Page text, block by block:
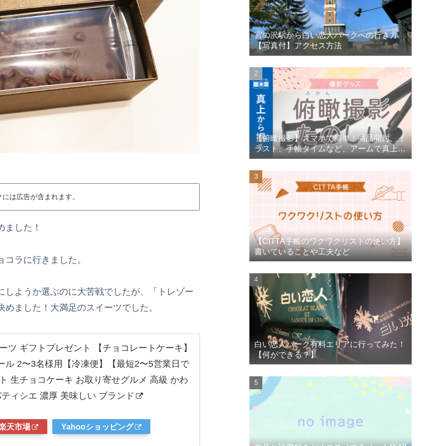
は広告が含まれます。
した！
ラに行きました。
ようか選ぶのに大苦戦でしたが、「トレゾー
ました！大満足のスイーツでした。
ツ ギフトプレゼント 【チョコレートケーキ】
ル 2〜3名様用【冷凍便】【最短2〜5営業日で
生チョコケーキ お取り寄せグルメ 高級 かわ
ィシエ 濃厚 美味しい ブランド
天市場 Yahooショッピング
宮の沢駅から白い恋人パークへの行き方
【写真付】アクセス方法
【俯瞰撮影】スマホで簡単！商品開封、イ
ラスト、手帳タイムなど、アームで真上か
ら撮る方法
【CITTA手帳のワクワクリストの使い方】
書いていることや工夫など
白い恋人パーク有料エリアに行ってみた！
【何ができる？】